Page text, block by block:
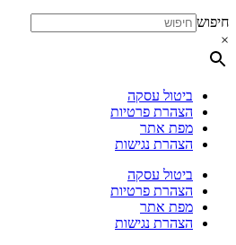
חיפוש
×
ביטול עסקה
הצהרת פרטיות
מפת אתר
הצהרת נגישות
ביטול עסקה
הצהרת פרטיות
מפת אתר
הצהרת נגישות